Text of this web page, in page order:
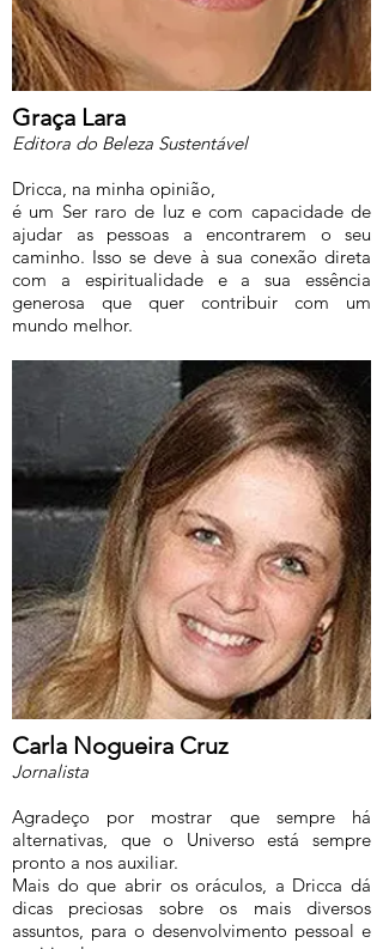
Graça Lara
Editora do Beleza Sustentável
Dricca, na minha opinião,
é um Ser raro de luz e com capacidade de
ajudar as pessoas a encontrarem o seu
caminho. Isso se deve à sua conexão direta
com a espiritualidade e a sua essência
generosa que quer contribuir com um
mundo melhor.
Carla Nogueira Cruz
Jornalista
Agradeço por mostrar que sempre há
alternativas, que o Universo está sempre
pronto a nos auxiliar.
Mais do que abrir os oráculos, a Dricca dá
dicas preciosas sobre os mais diversos
assuntos, para o desenvolvimento pessoal e